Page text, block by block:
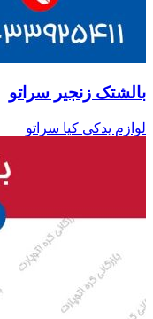
بالشتک زنجیر سراتو
لوازم یدکی کیا سراتو